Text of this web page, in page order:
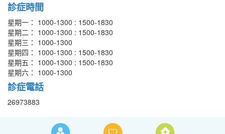
診症時間
星期一： 1000-1300 : 1500-1830
星期二： 1000-1300 : 1500-1830
星期三： 1000-1300
星期四： 1000-1300 : 1500-1830
星期五： 1000-1300 : 1500-1830
星期六： 1000-1300
診症電話
26973883